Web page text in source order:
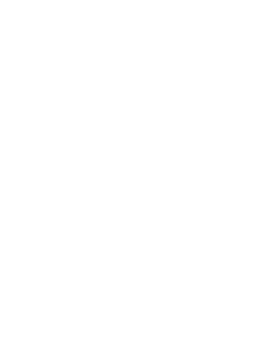
Enterprise Edition- ja
joissa on Home Health- ja
tai Revenue Cloud
ja muuta sen tilaksi